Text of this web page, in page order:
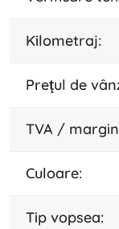
kilometraj:
preţul de
TVA /
culoare:
tip vopsea: